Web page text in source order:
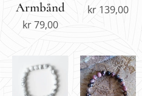
Armbånd
kr79,00
kr 139,00